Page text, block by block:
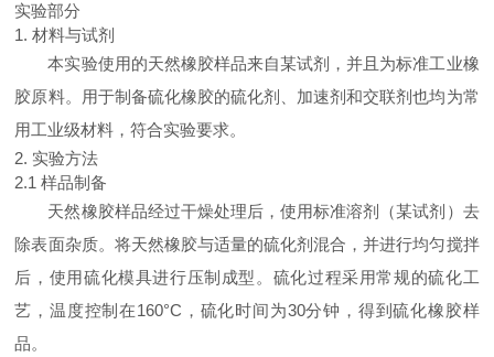
实验部分
1. 材料与试剂
本实验使用的天然橡胶样品来自某试剂，并且为标准工业橡
胶原料。用于制备硫化橡胶的硫化剂、加速剂和交联剂也均为常
用工业级材料，符合实验要求。
2. 实验方法
2.1 样品制备
天然橡胶样品经过干燥处理后，使用标准溶剂（某试剂）去
除表面杂质。将天然橡胶与适量的硫化剂混合，并进行均匀搅拌
后，使用硫化模具进行压制成型。硫化过程采用常规的硫化工
艺，温度控制在160°C，硫化时间为30分钟，得到硫化橡胶样
品。